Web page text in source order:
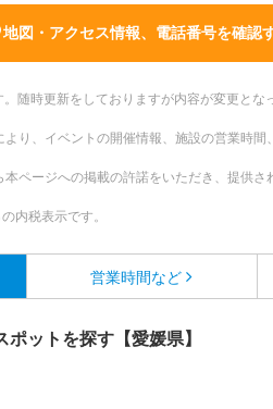
地図・アクセス情報、電話番号を確認
随時更新をしておりますが内容が変更とな
り、イベントの開催情報、施設の営業時間
ページへの掲載の許諾をいただき、提供
内税表示です。
営業時間など
ットを探す【愛媛県】